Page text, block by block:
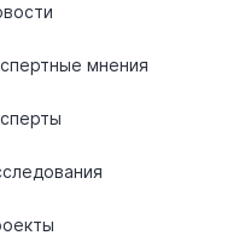
мнения